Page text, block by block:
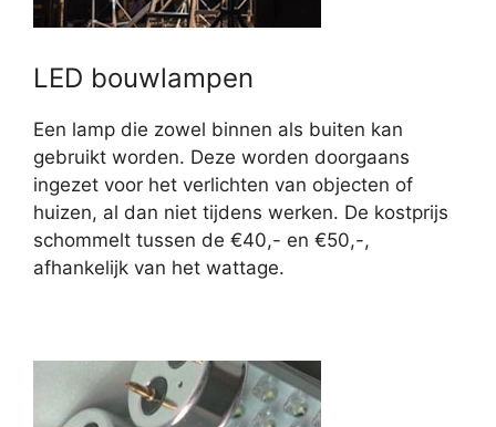
LED bouwlampen
Een lamp die zowel binnen als buiten kan
gebruikt worden. Deze worden doorgaans
ingezet voor het verlichten van objecten of
huizen, al dan niet tijdens werken. De kostprijs
schommelt tussen de €40,- en €50,-,
afhankelijk van het wattage.